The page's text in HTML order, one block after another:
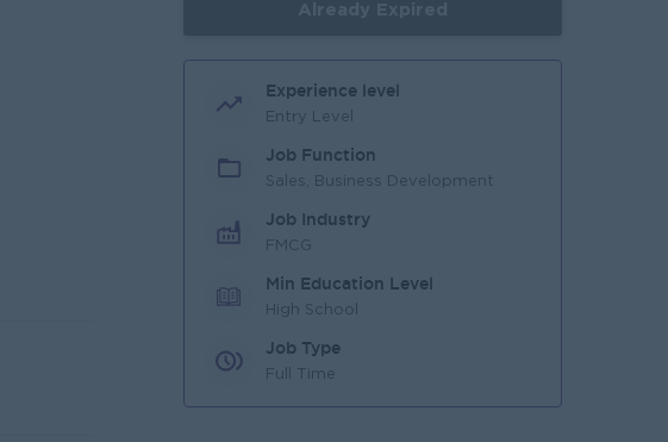
Experience level
Entry Level
Job Function
Sales, Business Development
Job Industry
FMCG
Min Education Level
High School
Job Type
Full Time